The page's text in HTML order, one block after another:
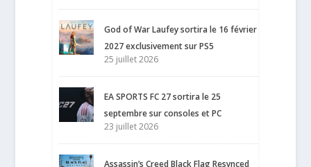
God of War Laufey sortira le 16 février
2027 exclusivement sur PS5
25 juillet 2026
EA SPORTS FC 27 sortira le 25
septembre sur consoles et PC
23 juillet 2026
Assassin’s Creed Black Flag Resynced